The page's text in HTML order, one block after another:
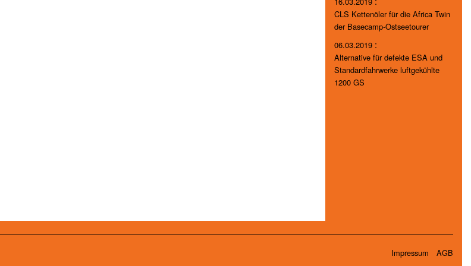
CLS Kettenöler für die Africa Twin
der Basecamp-Ostseetourer
06.03.2019 :
Alternative für defekte ESA und
Standardfahrwerke luftgekühlte
1200 GS
AGB
Impressum